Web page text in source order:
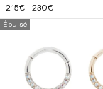
Prix
régulier
215€ - 230€
Épuisé